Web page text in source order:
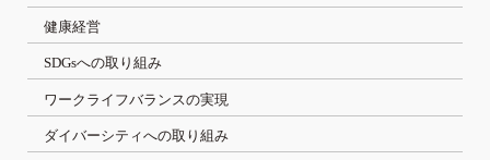
健康経営
SDGsへの取り組み
ワークライフバランスの実現
ダイバーシティへの取り組み